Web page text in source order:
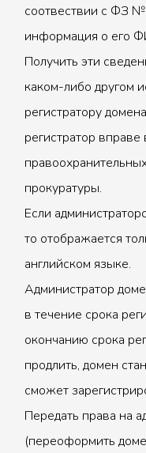
соотвествии с ФЗ
информация о его
Получить эти
каком-либо другом
регистратору
регистратор вправе
прокуратуры.
Если
то отображается
английском языке.
Администратор
в течение срока
окончанию срока
продлить, домен
сможет
Передать права на
(переоформить